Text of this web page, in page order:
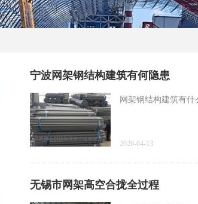
宁波网架钢结构建筑有何隐患
网架钢结构建筑有什
2026-04-13
无锡市网架高空合拢全过程